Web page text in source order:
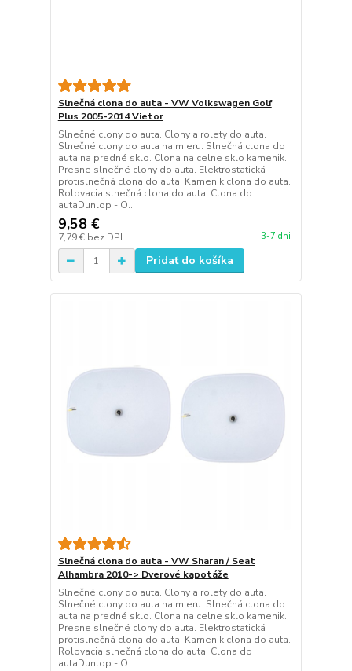
Slnečná clona do auta - VW Volkswagen Golf
Plus 2005-2014 Vietor
Slnečné clony do auta. Clony a rolety do auta.
Slnečné clony do auta na mieru. Slnečná clona do
auta na predné sklo. Clona na celne sklo kamenik.
Presne slnečné clony do auta. Elektrostatická
protislnečná clona do auta. Kamenik clona do auta.
Rolovacia slnečná clona do auta. Clona do
autaDunlop - O...
9,58 €
7,79 € bez DPH 3-7 dni
Pridať do košíka
Slnečná clona do auta - VW Sharan / Seat
Alhambra 2010-> Dverové kapotáže
Slnečné clony do auta. Clony a rolety do auta.
Slnečné clony do auta na mieru. Slnečná clona do
auta na predné sklo. Clona na celne sklo kamenik.
Presne slnečné clony do auta. Elektrostatická
protislnečná clona do auta. Kamenik clona do auta.
Rolovacia slnečná clona do auta. Clona do
autaDunlop - O...